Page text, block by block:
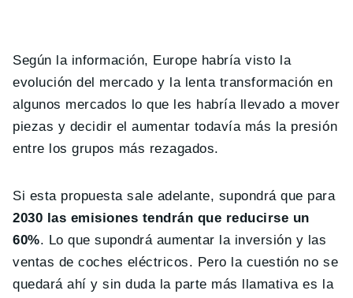
Según la información, Europe habría visto la
evolución del mercado y la lenta transformación en
algunos mercados lo que les habría llevado a mover
piezas y decidir el aumentar todavía más la presión
entre los grupos más rezagados.
Si esta propuesta sale adelante, supondrá que para
2030 las emisiones tendrán que reducirse un
60%. Lo que supondrá aumentar la inversión y las
ventas de coches eléctricos. Pero la cuestión no se
quedará ahí y sin duda la parte más llamativa es la